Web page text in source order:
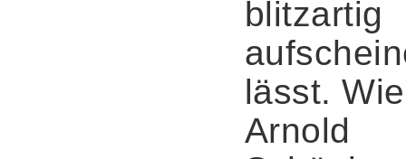
blitzartig
lässt. Wie
Arnold